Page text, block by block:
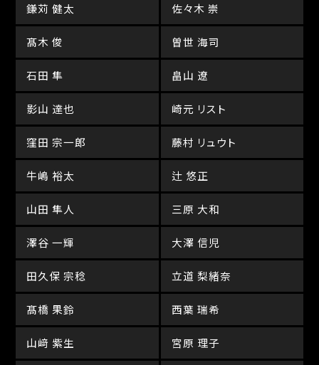
鎌苅 健太 佐々木 崇
髙木 俊 曽世 海司
石田 隼 畠山 遼
影山 達也 崎元 リスト
窪田 宗一郎 藤村 リュウト
牛嶋 裕太 辻 悠正
山田 隼人 三原 大和
澤谷 一輝 大澤 信児
田久保 宗稔 立道 梨緒奈
髙橋 果鈴 西葉 瑞希
山﨑 紫生 宮原 理子